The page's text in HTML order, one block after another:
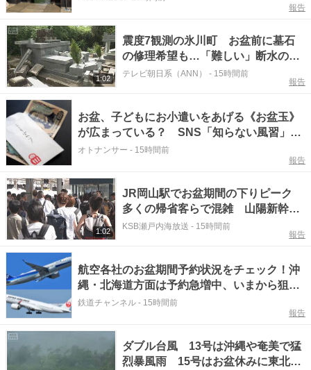
報告
1:02
震度7観測の氷川町 お盆前に墓石
の修理希望も…「難しい」断水の影
響続く
テレビ朝日系（ANN） - 15時間前
報告
お盆、子どもにお小遣いをあげる《お盆玉》
が広まっている？ SNS「知らない風習」
「なんか嫌」違和感を抱く人も
オトナンサー - 15時間前
報告
1:02
JR岡山駅でお盆期間の下りピーク
多くの帰省客らで混雑 山陽新幹線
は始発から夕方まで満席
KSB瀬戸内海放送 - 15時間前
報告
航空各社のお盆期間予約状況をチェック！沖
縄・北海道方面は予約急増中、いまから狙う
べき日は？
鉄道チャンネル - 15時間前
報告
ダブル台風 13号は沖縄や奄美で猛
烈暴風雨 15号はお盆休みに東北地